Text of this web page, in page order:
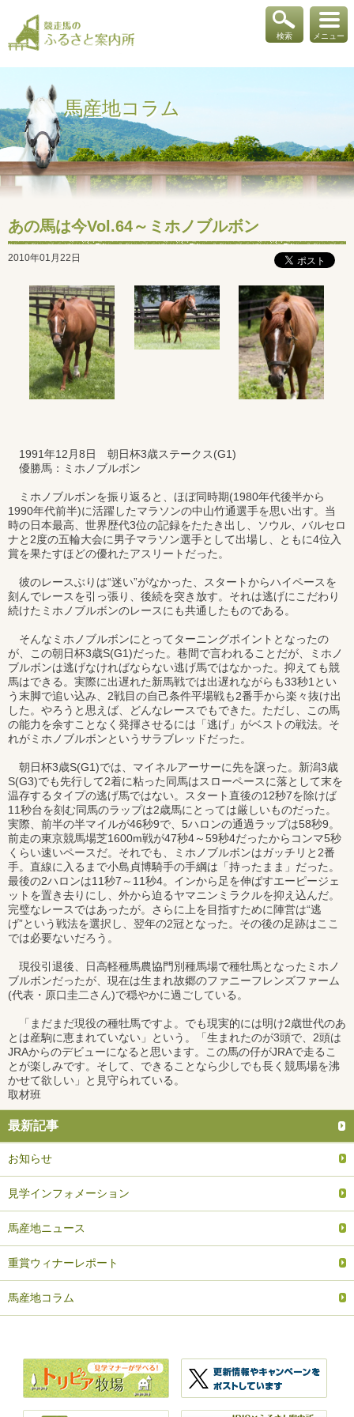
メニュー
検索
馬産地コラム
あの馬は今Vol.64～ミホノブルボン
2010年01月22日
1991年12月8日 朝日杯3歳ステークス(G1)
優勝馬：ミホノブルボン
ミホノブルボンを振り返ると、ほぼ同時期(1980年代後半から
1990年代前半)に活躍したマラソンの中山竹通選手を思い出す。当
時の日本最高、世界歴代3位の記録をたたき出し、ソウル、バルセロ
ナと2度の五輪大会に男子マラソン選手として出場し、ともに4位入
賞を果たすほどの優れたアスリートだった。
彼のレースぶりは“迷い”がなかった、スタートからハイペースを
刻んでレースを引っ張り、後続を突き放す。それは逃げにこだわり
続けたミホノブルボンのレースにも共通したものである。
そんなミホノブルボンにとってターニングポイントとなったの
が、この朝日杯3歳S(G1)だった。巷間で言われることだが、ミホノ
ブルボンは逃げなければならない逃げ馬ではなかった。抑えても競
馬はできる。実際に出遅れた新馬戦では出遅れながらも33秒1とい
う末脚で追い込み、2戦目の自己条件平場戦も2番手から楽々抜け出
した。やろうと思えば、どんなレースでもできた。ただし、この馬
の能力を余すことなく発揮させるには「逃げ」がベストの戦法。そ
れがミホノブルボンというサラブレッドだった。
朝日杯3歳S(G1)では、マイネルアーサーに先を譲った。新潟3歳
S(G3)でも先行して2着に粘った同馬はスローペースに落として末を
温存するタイプの逃げ馬ではない。スタート直後の12秒7を除けば
11秒台を刻む同馬のラップは2歳馬にとっては厳しいものだった。
実際、前半の半マイルが46秒9で、5ハロンの通過ラップは58秒9。
前走の東京競馬場芝1600m戦が47秒4～59秒4だったからコンマ5秒
くらい速いペースだ。それでも、ミホノブルボンはガッチリと2番
手。直線に入るまで小島貞博騎手の手綱は「持ったまま」だった。
最後の2ハロンは11秒7～11秒4。インから足を伸ばすエーピージェ
ットを置き去りにし、外から迫るヤマニンミラクルを抑え込んだ。
完璧なレースではあったが。さらに上を目指すために陣営は“逃
げ”という戦法を選択し、翌年の2冠となった。その後の足跡はここ
では必要ないだろう。
現役引退後、日高軽種馬農協門別種馬場で種牡馬となったミホノ
ブルボンだったが、現在は生まれ故郷のファニーフレンズファーム
(代表・原口圭二さん)で穏やかに過ごしている。
「まだまだ現役の種牡馬ですよ。でも現実的には明け2歳世代のあ
とは産駒に恵まれていない」という。「生まれたのが3頭で、2頭は
JRAからのデビューになると思います。この馬の仔がJRAで走るこ
とが楽しみです。そして、できることなら少しでも長く競馬場を沸
かせて欲しい」と見守られている。
取材班
最新記事
お知らせ
見学インフォメーション
馬産地ニュース
重賞ウィナーレポート
馬産地コラム